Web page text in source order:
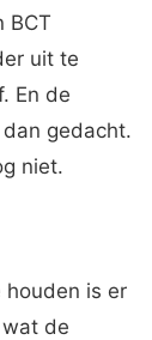
BCT
uit te
En de
gedacht.
niet.
houden is er
de